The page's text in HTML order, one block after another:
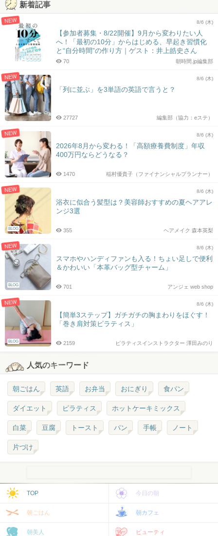
新着記事
NEW 8/6 (木)
【参加者募集・8/22開催】9月から変わりたい人
へ！「最初の10分」からはじめる、早起き習慣化
と“自分時間”の作り方｜ゲスト：井上皓史さん
朝時間.jp編集部
70
NEW 8/6 (木)
「列に並ぶ」を3単語の英語で言うと？
編集部（協力：eステ）
27727
NEW 8/6 (木)
2026年8月から変わる！「高額療養費制度」年収
400万円ならどうなる？
稲村優貴子（ファイナンシャルプランナー）
1470
NEW
BLOG
8/6 (木)
浴衣に似合う髪型は？美容師おすすめの夏ヘアアレ
ンジ3選
ヘアメイク 森本英梨
355
NEW
BLOG
8/6 (木)
スマホやハンディファンも入る！ちょい足しで便利
＆かわいい「本革バッグ型チャーム」
アンジェ web shop
701
NEW
BLOG
8/6 (木)
【簡単3ステップ】ガチガチの胸まわりをほぐす！
「巻き肩対策ピラティス」
ピラティスインストラクター 澤田みのり
2159
人気のキーワード
朝ごはん 英語 お弁当 おにぎり 食パン
ダイエット ピラティス ホットケーキミックス
白菜 豆腐 トースト パン 手帳 ノート
片づけ
TOP 今日の朝
朝ごはん 朝カフェ
朝美人 ビューティ